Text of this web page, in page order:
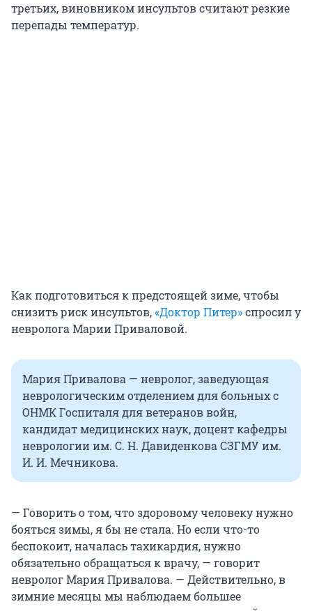
третьих, виновником инсультов считают резкие
перепады температур.
Как подготовиться к предстоящей зиме, чтобы
снизить риск инсультов,«Доктор Питер»спросил у
невролога Марии Приваловой.
Мария Привалова — невролог, заведующая
неврологическим отделением для больных с
ОНМК Госпиталя для ветеранов войн,
кандидат медицинских наук, доцент кафедры
неврологии им. С. Н. Давиденкова СЗГМУ им.
И. И. Мечникова.
— Говорить о том, что здоровому человеку нужно
бояться зимы, я бы не стала. Но если что-то
беспокоит, началась тахикардия, нужно
обязательно обращаться к врачу, — говорит
невролог Мария Привалова. — Действительно, в
зимние месяцы мы наблюдаем большее